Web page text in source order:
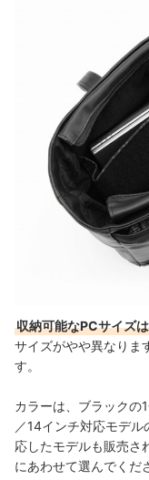
収納可能なPCサイズ
サイズがやや異なり
す。
カラーは、ブラックの
／14インチ対応モデ
応したモデルも販売さ
にあわせて選んでくだ